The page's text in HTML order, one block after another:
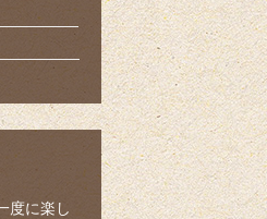
度に楽し